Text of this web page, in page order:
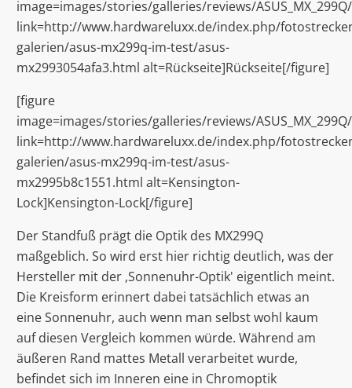
image=images/stories/galleries/reviews/
link=http://www.hardwareluxx.de/index.php/
galerien/asus-mx299q-im-test/asus-
mx2993054afa3.html alt=Rückseite]Rückseite[/figure]
[figure
image=images/stories/galleries/reviews/
link=http://www.hardwareluxx.de/index.php/
galerien/asus-mx299q-im-test/asus-
mx2995b8c1551.html alt=Kensington-
Lock]Kensington-Lock[/figure]
Der Standfuß prägt die Optik des MX299Q
maßgeblich. So wird erst hier richtig deutlich, was der
Hersteller mit der ‚Sonnenuhr-Optik' eigentlich meint.
Die Kreisform erinnert dabei tatsächlich etwas an
eine Sonnenuhr, auch wenn man selbst wohl kaum
auf diesen Vergleich kommen würde. Während am
äußeren Rand mattes Metall verarbeitet wurde,
befindet sich im Inneren eine in Chromoptik